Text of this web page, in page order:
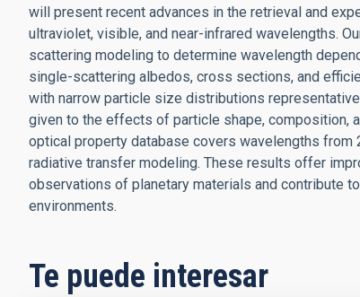
will present recent advances in the retrieval and
ultraviolet, visible, and near-infrared wavelengths.
scattering modeling to determine wavelength
single-scattering albedos, cross sections, and
with narrow particle size distributions
given to the effects of particle shape, composition,
optical property database covers wavelengths
radiative transfer modeling. These results offer
observations of planetary materials and contribute
environments.
Te puede interesar